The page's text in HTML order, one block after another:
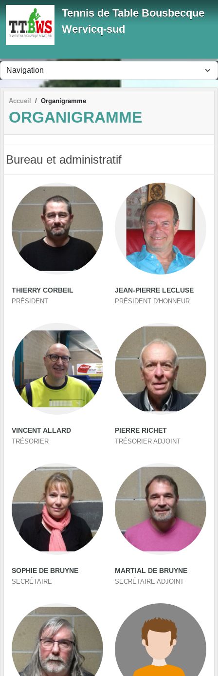
Tennis de Table Bousbecque
Wervicq-sud
Accueil Organigramme
ORGANIGRAMME
Bureau et administratif
THIERRY CORBEIL
PRÉSIDENT
JEAN-PIERRE LECLUSE
PRÉSIDENT D'HONNEUR
VINCENT ALLARD
TRÉSORIER
PIERRE RICHET
TRÉSORIER ADJOINT
SOPHIE DE BRUYNE
SECRÉTAIRE
MARTIAL DE BRUYNE
SECRÉTAIRE ADJOINT
Panneau de gestion des cookies